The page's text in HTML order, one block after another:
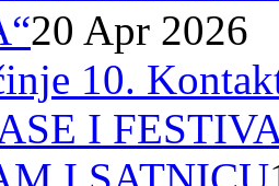
20 Apr 2026
10.
I